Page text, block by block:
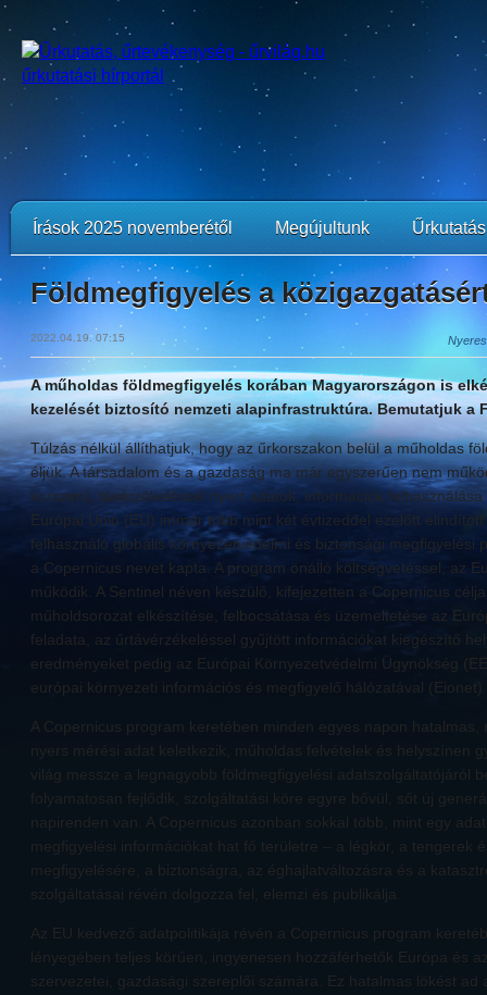
Írások 2025 novemberétől Megújultunk
Földmegfigyelés a
2022.04.19. 07:15
A műholdas földmegfigyelés korában Magyarországon is
kezelését biztosító nemzeti alapinfrastruktúra. Bemutatjuk a
Túlzás nélkül állíthatjuk, hogy az űrkorszakon belül a műholdas
éljük. A társadalom és a gazdaság ma már egyszerűen nem
korszerű, távérzékeléssel nyert adatok, információk
Európai Unió (EU) immár több mint két évtizeddel ezelőtt
felhasználó globális környezetvédelmi és biztonsági megfigyelési
a Copernicus nevet kapta. A program önálló költségvetéssel, az
működik. A Sentinel néven készülő, kifejezetten a Copernicus
műholdsorozat elkészítése, felbocsátása és üzemeltetése az
feladata, az űrtávérzékeléssel gyűjtött információkat kiegészítő
eredményeket pedig az Európai Környezetvédelmi Ügynökség
európai környezeti információs és megfigyelő hálózatával
A Copernicus program keretében minden egyes napon hatalmas,
nyers mérési adat keletkezik, műholdas felvételek és helyszínen
világ messze a legnagyobb földmegfigyelési adatszolgáltatójáról
folyamatosan fejlődik, szolgáltatási köre egyre bővül, sőt új
napirenden van. A Copernicus azonban sokkal több, mint egy
megfigyelési információkat hat fő területre – a légkör, a tengerek
megfigyelésére, a biztonságra, az éghajlatváltozásra és a
szolgáltatásai révén dolgozza fel, elemzi és publikálja.
Az EU kedvező adatpolitikája révén a Copernicus program
lényegében teljes körűen, ingyenesen hozzáférhetők Európa és
szervezetei, gazdasági szereplői számára. Ez hatalmas lökést ad